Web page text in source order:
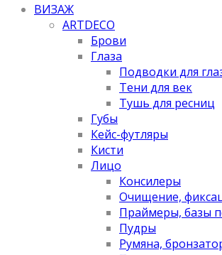
ВИЗАЖ
ARTDECO
Брови
Глаза
Подводки для
Тени для век
Тушь для ресниц
Губы
Кейс-футляры
Кисти
Лицо
Консилеры
Очищение,
Праймеры, базы
Пудры
Румяна,